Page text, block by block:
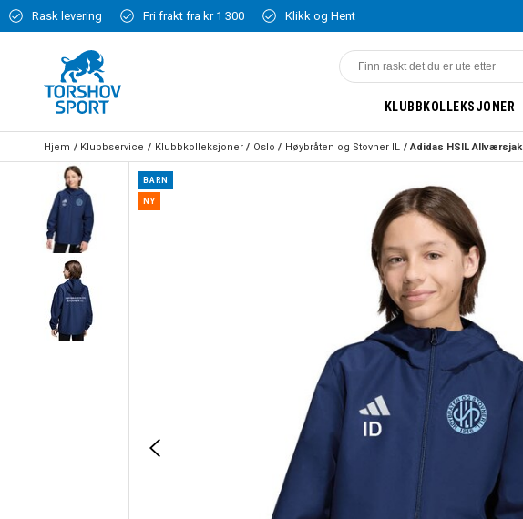
Rask levering Fri frakt fra kr 1 300 Klikk og Hent
KLUBBKOLLEKSJONER
Hjem Klubbservice Klubbkolleksjoner Oslo Høybråten og Stovner IL
BARN
NY